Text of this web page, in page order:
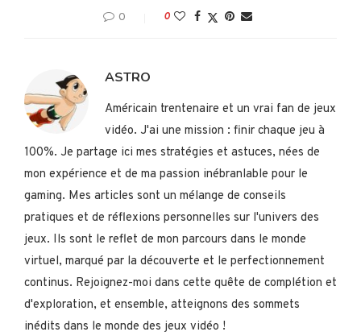
0 0
ASTRO
Américain trentenaire et un vrai fan de jeux
vidéo. J'ai une mission : finir chaque jeu à
100%. Je partage ici mes stratégies et astuces, nées de
mon expérience et de ma passion inébranlable pour le
gaming. Mes articles sont un mélange de conseils
pratiques et de réflexions personnelles sur l'univers des
jeux. Ils sont le reflet de mon parcours dans le monde
virtuel, marqué par la découverte et le perfectionnement
continus. Rejoignez-moi dans cette quête de complétion et
d'exploration, et ensemble, atteignons des sommets
inédits dans le monde des jeux vidéo !